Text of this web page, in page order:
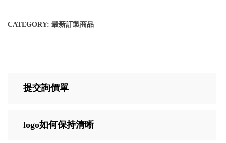
CATEGORY: 最新訂製商品
提交詢價單
logo如何保持清晰